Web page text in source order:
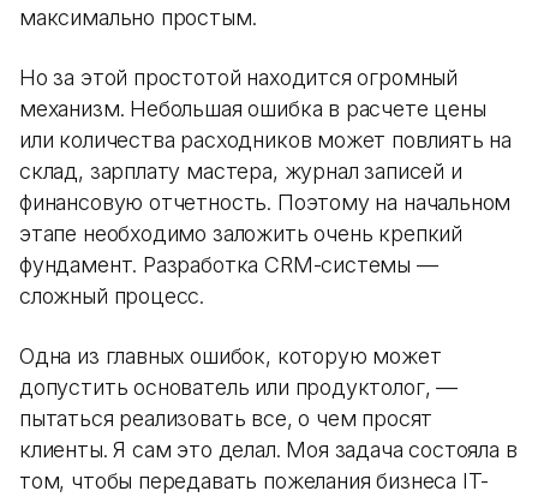
максимально простым.
Но за этой простотой находится огромный
механизм. Небольшая ошибка в расчете цены
или количества расходников может повлиять на
склад, зарплату мастера, журнал записей и
финансовую отчетность. Поэтому на начальном
этапе необходимо заложить очень крепкий
фундамент. Разработка CRM-системы —
сложный процесс.
Одна из главных ошибок, которую может
допустить основатель или продуктолог, —
пытаться реализовать все, о чем просят
клиенты. Я сам это делал. Моя задача состояла в
том, чтобы передавать пожелания бизнеса IT-